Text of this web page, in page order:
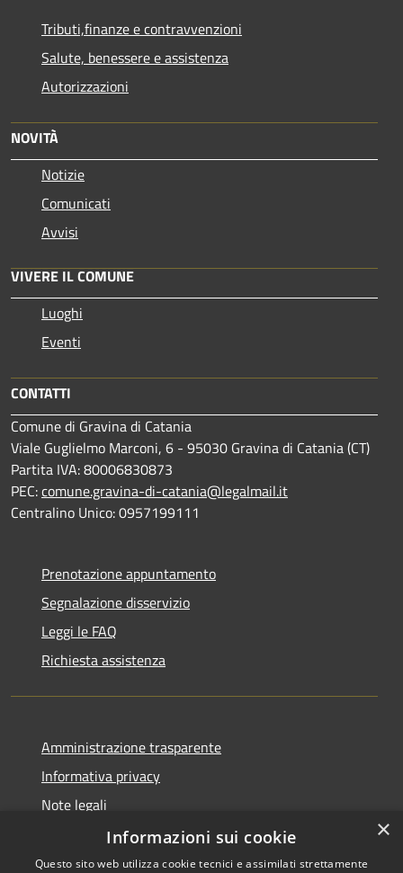
Tributi,finanze e contravvenzioni
Salute, benessere e assistenza
Autorizzazioni
NOVITÀ
Notizie
Comunicati
Avvisi
VIVERE IL COMUNE
Luoghi
Eventi
CONTATTI
Comune di Gravina di Catania
Viale Guglielmo Marconi, 6 - 95030 Gravina di Catania (CT)
Partita IVA: 80006830873
PEC:comune.gravina-di-catania@legalmail.it
Centralino Unico: 0957199111
Prenotazione appuntamento
Segnalazione disservizio
Leggi le FAQ
Richiesta assistenza
Amministrazione trasparente
Informativa privacy
Note legali
Dichiarazione di accessibilità
×
Informazioni sui cookie
Questo sito web utilizza cookie tecnici e assimilati strettamente